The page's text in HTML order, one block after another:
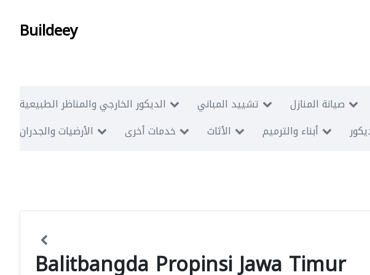
Buildeey
الديكور الخارجي والمناظر الطبيعية تشييد المباني صيانة المنازل
الأرضيات والجدران
خدمات أخرى الأثاث أبناء والترميم
Balitbangda Propinsi Jawa Timur